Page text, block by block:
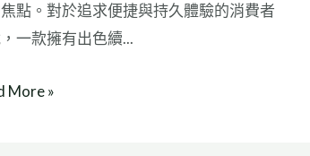
點。對於追求便捷與持久體驗的消費者
一款擁有出色續...
More »